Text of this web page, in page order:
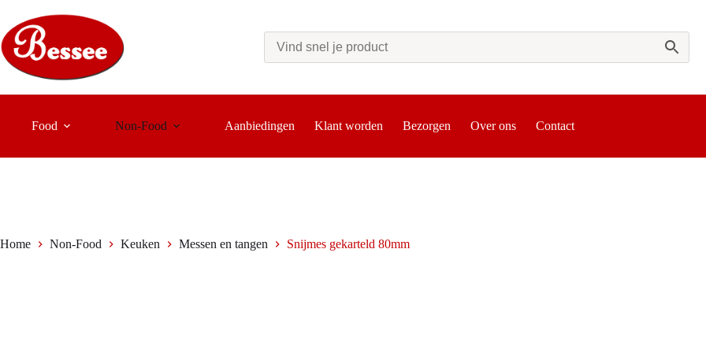
naar
de
inhoud
Food Non-Food Aanbiedingen Klant worden Bezorgen Over ons Contact
Home Non-Food Keuken Messen en tangen Snijmes gekarteld 80mm